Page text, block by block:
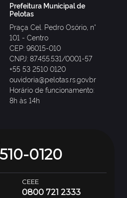
Prefeitura Municipal de
Pelotas
Praça Cel. Pedro Osório, n°
101 - Centro
CEP: 96015-010
CNPJ: 87.455.531/0001-57
+55 53 2510 0120
ouvidoria@pelotas.rs.gov.br
Horário de funcionamento:
8h às 14h
0120
CEEE
0800 721 2333